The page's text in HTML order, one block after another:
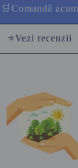
🛒Comandă acum
⭐Vezi recenzii